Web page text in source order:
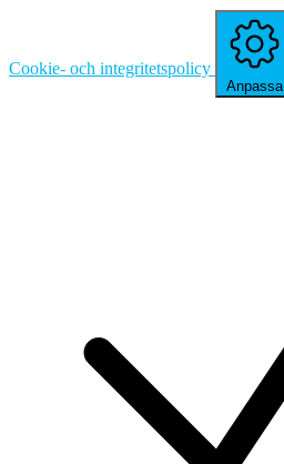
Cookie- och integritetspolicy
Anpassa